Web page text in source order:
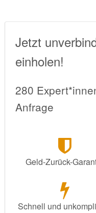
Jetzt
einholen!
280
Anfrage
Geld-Zurück-
Schnell und